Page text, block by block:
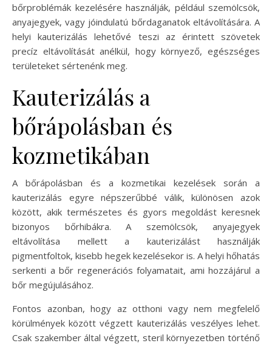
bőrproblémák kezelésére használják, például szemölcsök,
anyajegyek, vagy jóindulatú bőrdaganatok eltávolítására. A
helyi kauterizálás lehetővé teszi az érintett szövetek
precíz eltávolítását anélkül, hogy környező, egészséges
területeket sértenénk meg.
Kauterizálás a
bőrápolásban és
kozmetikában
A bőrápolásban és a kozmetikai kezelések során a
kauterizálás egyre népszerűbbé válik, különösen azok
között, akik természetes és gyors megoldást keresnek
bizonyos bőrhibákra. A szemölcsök, anyajegyek
eltávolítása mellett a kauterizálást használják
pigmentfoltok, kisebb hegek kezelésekor is. A helyi hőhatás
serkenti a bőr regenerációs folyamatait, ami hozzájárul a
bőr megújulásához.
Fontos azonban, hogy az otthoni vagy nem megfelelő
körülmények között végzett kauterizálás veszélyes lehet.
Csak szakember által végzett, steril környezetben történő